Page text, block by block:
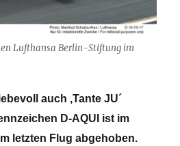
Lufthansa Berlin-Stiftung im
auch ,Tante JU´
D-AQUI ist im
letzten Flug abge­hoben.